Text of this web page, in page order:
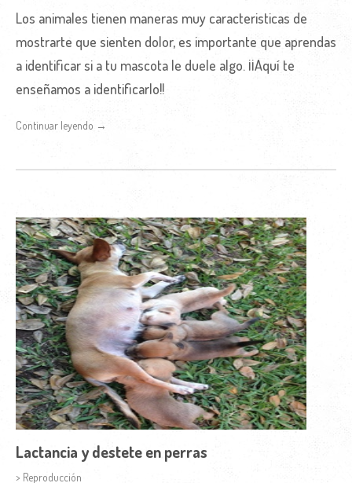
Los animales tienen maneras muy caracteristicas de
mostrarte que sienten dolor, es importante que aprendas
a identificar si a tu mascota le duele algo. ¡¡Aquí te
enseñamos a identificarlo!!
Continuar leyendo →
Lactancia y destete en perras
> Reproducción